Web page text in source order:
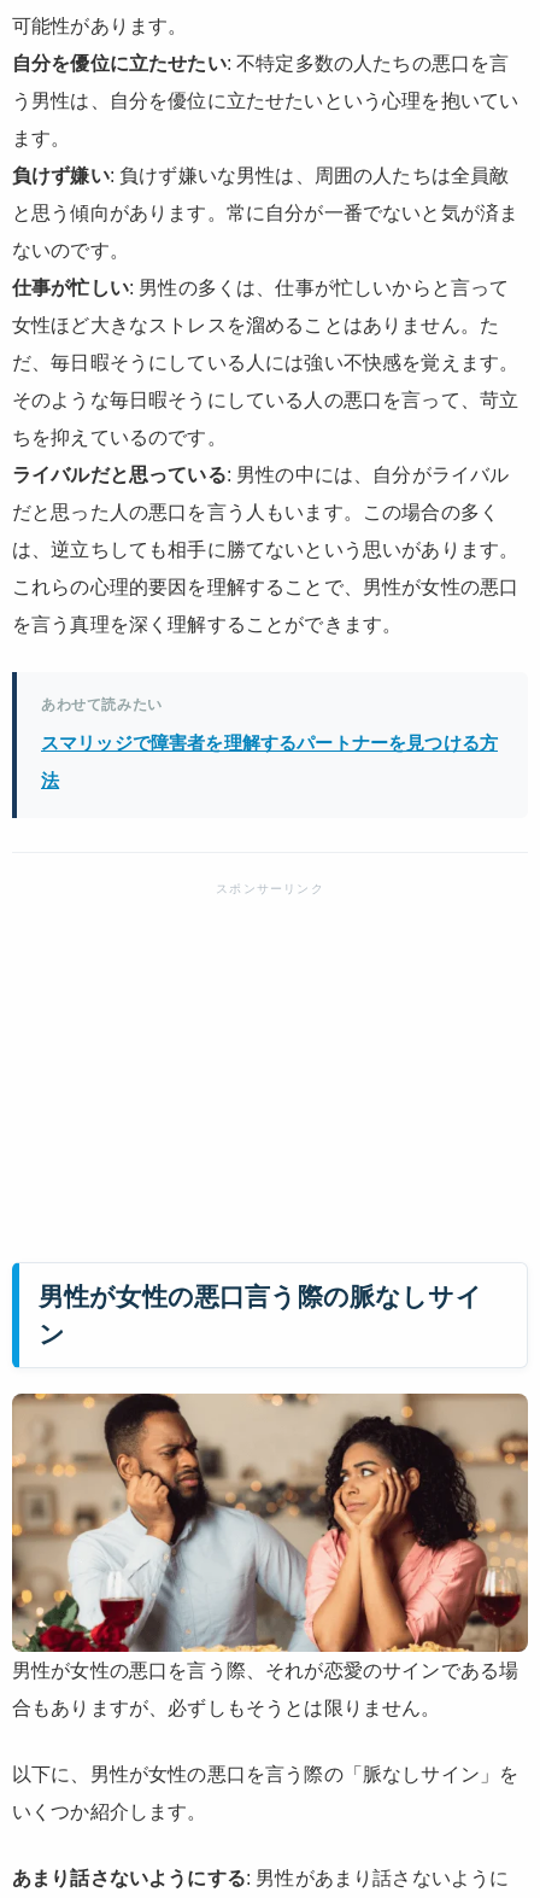
可能性があります。
自分を優位に立たせたい: 不特定多数の人たちの悪口を言
う男性は、自分を優位に立たせたいという心理を抱いてい
ます。
負けず嫌い: 負けず嫌いな男性は、周囲の人たちは全員敵
と思う傾向があります。常に自分が一番でないと気が済ま
ないのです。
仕事が忙しい: 男性の多くは、仕事が忙しいからと言って
女性ほど大きなストレスを溜めることはありません。た
だ、毎日暇そうにしている人には強い不快感を覚えます。
そのような毎日暇そうにしている人の悪口を言って、苛立
ちを抑えているのです。
ライバルだと思っている: 男性の中には、自分がライバル
だと思った人の悪口を言う人もいます。この場合の多く
は、逆立ちしても相手に勝てないという思いがあります。
これらの心理的要因を理解することで、男性が女性の悪口
を言う真理を深く理解することができます。
あわせて読みたい
スマリッジで障害者を理解するパートナーを見つける方
法
男性が女性の悪口言う際の脈なしサイ
ン
男性が女性の悪口を言う際、それが恋愛のサインである場
合もありますが、必ずしもそうとは限りません。
以下に、男性が女性の悪口を言う際の「脈なしサイン」を
いくつか紹介します。
あまり話さないようにする: 男性があまり話さないように